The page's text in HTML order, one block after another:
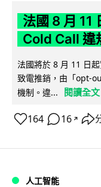
法國 8 月 11
Cold Call 違
法國將於 8 月 11 日
致電推銷，由「opt-
機制。違...
閱讀全文
164 16 ↗
人工智能